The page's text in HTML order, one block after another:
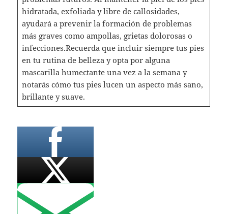
hidratada, exfoliada y libre de callosidades,
ayudará a prevenir la formación de problemas
más graves como ampollas, grietas dolorosas o
infecciones.Recuerda que incluir siempre tus pies
en tu rutina de belleza y opta por alguna
mascarilla humectante una vez a la semana y
notarás cómo tus pies lucen un aspecto más sano,
brillante y suave.